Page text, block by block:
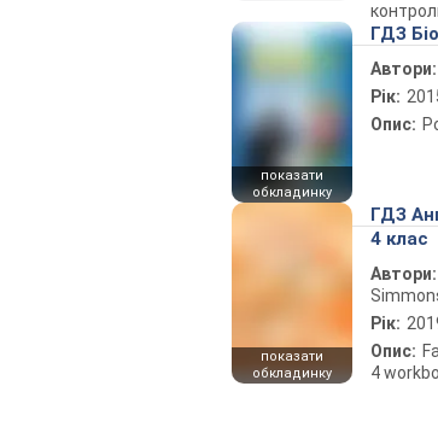
показати
обкладинку
ГДЗ
Автори:
Рік:
Опис:
показати
обкладинку
ГДЗ
4 клас
Автори:
Рік:
Опис:
4